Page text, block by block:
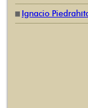
Ignacio